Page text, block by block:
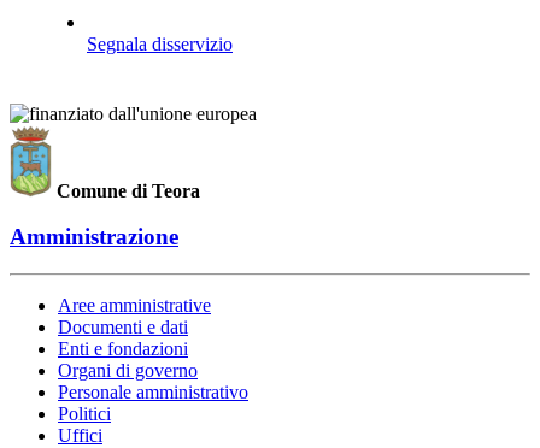
Segnala disservizio
Comune di Teora
Amministrazione
Aree amministrative
Documenti e dati
Enti e fondazioni
Organi di governo
Personale amministrativo
Politici
Uffici